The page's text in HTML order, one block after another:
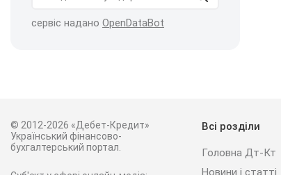
сервіс надано OpenDataBot
© 2012-2026 «Дебет-Кредит»
Український фінансово-
бухгалтерський портал.
Всі розділи
Головна Дт-Кт
Новини і статті